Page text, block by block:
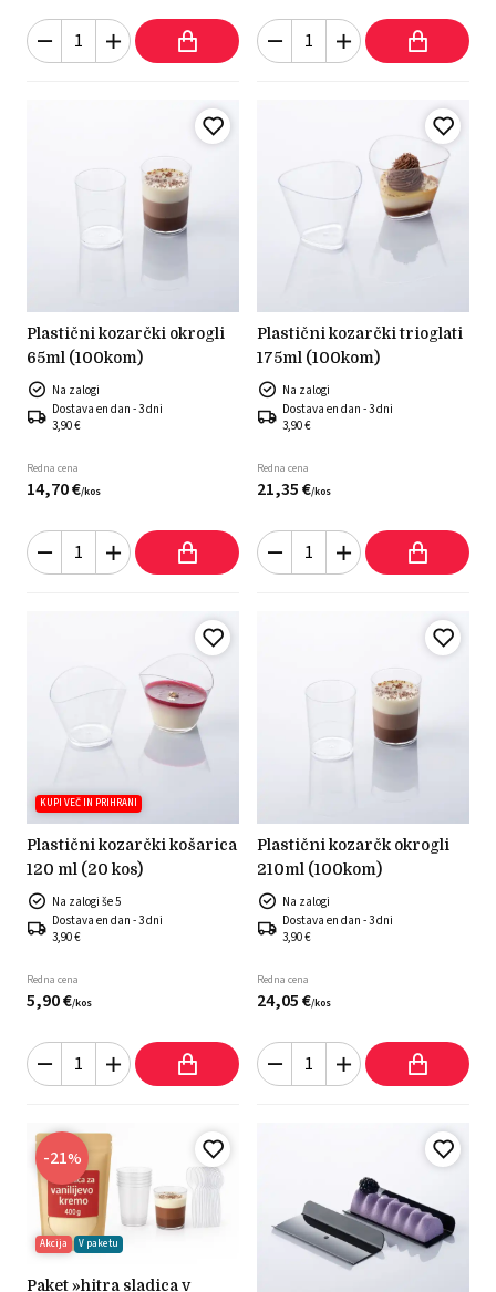
plastični kozarčki okrogli
65ml (100kom)
Na zalogi
Dostava en dan - 3 dni
3,90 €
Redna cena
14,70€/kos
plastični kozarčki trioglati
175ml (100kom)
Na zalogi
Dostava en dan - 3 dni
3,90 €
Redna cena
21,35€/kos
KUPI VEČ IN PRIHRANI
plastični kozarčki košarica
120 ml (20 kos)
Na zalogi še 5
Dostava en dan - 3 dni
3,90 €
Redna cena
5,90€/kos
plastični kozarčk okrogli
210ml (100kom)
Na zalogi
Dostava en dan - 3 dni
3,90 €
Redna cena
24,05€/kos
-21%
Akcija V paketu
paket »hitra sladica v